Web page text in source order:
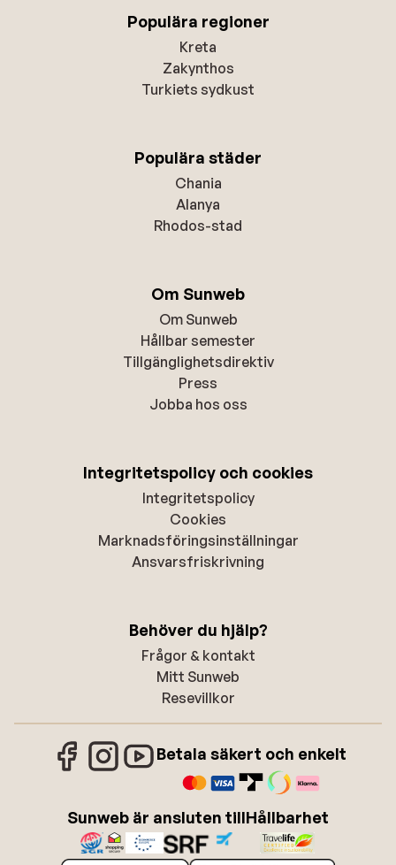
Populära regioner
Kreta
Zakynthos
Turkiets sydkust
Populära städer
Chania
Alanya
Rhodos-stad
Om Sunweb
Om Sunweb
Hållbar semester
Tillgänglighetsdirektiv
Press
Jobba hos oss
Integritetspolicy och cookies
Integritetspolicy
Cookies
Marknadsföringsinställningar
Ansvarsfriskrivning
Behöver du hjälp?
Frågor & kontakt
Mitt Sunweb
Resevillkor
Betala säkert och enkelt
Sunweb är ansluten tillHållbarhet